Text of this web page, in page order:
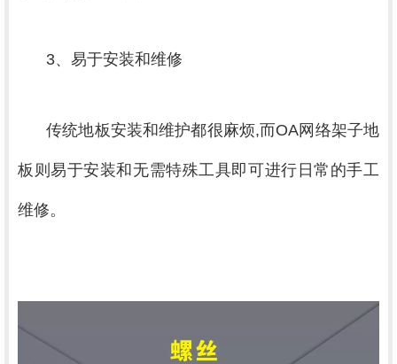
3、易于安装和维修
传统地板安装和维护都很麻烦,而OA网络架子地
板则易于安装和无需特殊工具即可进行日常的手工
维修。